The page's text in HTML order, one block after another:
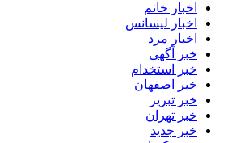
اخبار خانم
اخبار لیسانس
اخبار مرد
خبر آگهی
خبر استخدام
خبر اصفهان
خبر تبریز
خبر تهران
خبر جدید